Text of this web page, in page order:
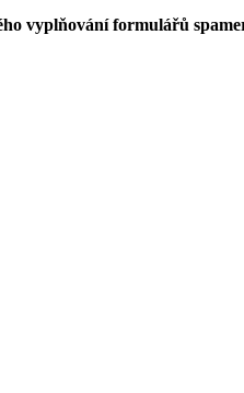
vyplňování formulářů